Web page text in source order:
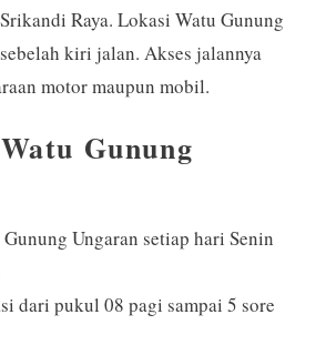
Raya. Lokasi Watu Gunung
kiri jalan. Akses jalannya
motor maupun mobil.
Gunung
Ungaran setiap hari Senin
dari pukul 08 pagi sampai 5 sore